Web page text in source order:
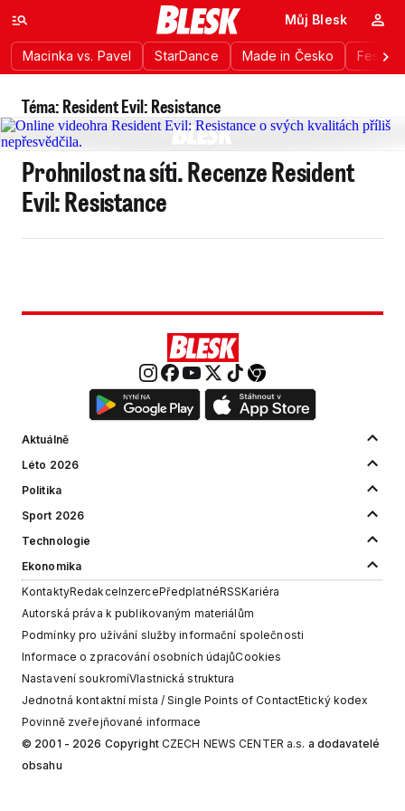
Macinka vs. Pavel StarDance Made in Česko
Můj Blesk
Téma: Resident Evil: Resistance
Prohnilost na síti. Recenze Resident
Evil: Resistance
Aktuálně
Léto 2026
Politika
Sport 2026
Technologie
Ekonomika
KontaktyRedakceInzercePředplatnéRSSKariéra
Autorská práva k publikovaným materiálům
Podmínky pro užívání služby informační společnosti
Informace o zpracování osobních údajůCookies
Nastavení soukromíVlastnická struktura
Jednotná kontaktní místa / Single Points of ContactEtický kodex
Povinně zveřejňované informace
© 2001 - 2026 Copyright CZECH NEWS CENTER a.s. a dodavatelé
obsahu